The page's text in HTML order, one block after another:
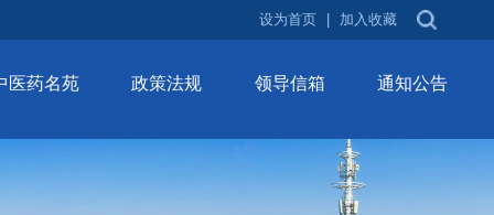
设为首页 加入收藏
医药名苑 政策法规 领导信箱 通知公告